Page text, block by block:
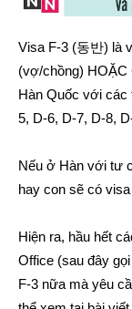
Visa F-3 (동반) là
(vợ/chồng)
Hàn Quốc với các
5, D-6, D-7, D-8,
Nếu ở Hàn với tư
hay con sẽ có
Hiện ra, hầu hết
Office (sau đây
F-3 nữa mà yêu